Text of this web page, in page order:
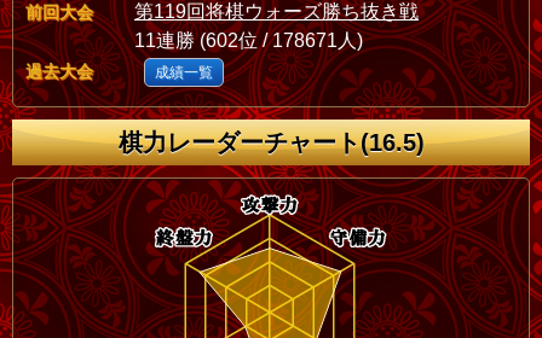
前回大会
第119回将棋ウォーズ勝ち抜き戦
11連勝 (602位 / 178671人)
過去大会 成績一覧
棋力レーダーチャート(16.5)